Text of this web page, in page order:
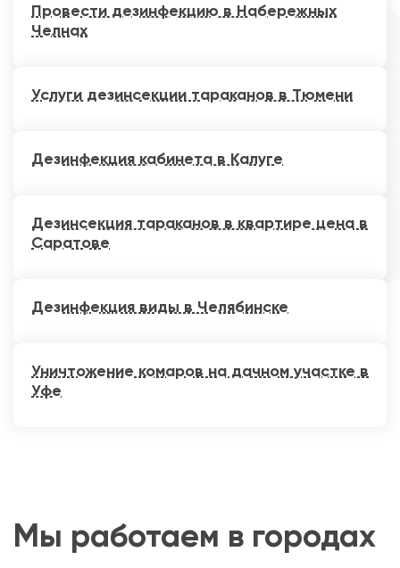
Провести дезинфекцию в Набережных
Челнах
Услуги дезинсекции тараканов в Тюмени
Дезинфекция кабинета в Калуге
Дезинсекция тараканов в квартире цена в
Саратове
Дезинфекция виды в Челябинске
Уничтожение комаров на дачном участке в
Уфе
Мы работаем в городах